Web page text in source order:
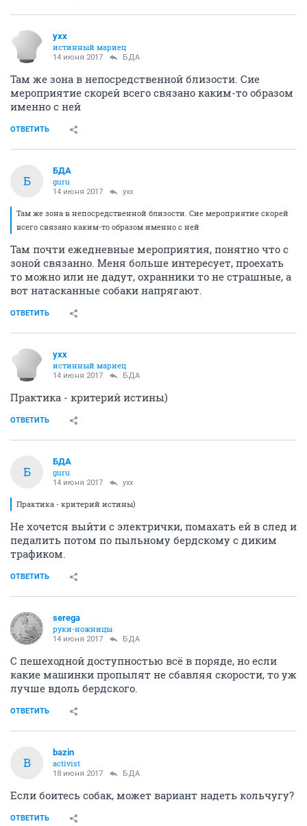
yxx
истинный мариец
14 июня 2017 БДА
Там же зона в непосредственной близости. Сие
мероприятие скорей всего связано каким-то образом
именно с ней
ОТВЕТИТЬ
Б
БДА
guru
14 июня 2017 yxx
Там же зона в непосредственной близости. Сие мероприятие скорей
всего связано каким-то образом именно с ней
Там почти ежедневные мероприятия, понятно что с
зоной связанно. Меня больше интересует, проехать
то можно или не дадут, охранники то не страшные, а
вот натасканные собаки напрягают.
ОТВЕТИТЬ
yxx
истинный мариец
14 июня 2017 БДА
Практика - критерий истины)
ОТВЕТИТЬ
Б
БДА
guru
14 июня 2017 yxx
Практика - критерий истины)
Не хочется выйти с электрички, помахать ей в след и
педалить потом по пыльному бердскому с диким
трафиком.
ОТВЕТИТЬ
serega
руки-ножницы
14 июня 2017 БДА
С пешеходной доступностью всё в поряде, но если
какие машинки пропылят не сбавляя скорости, то уж
лучше вдоль бердского.
ОТВЕТИТЬ
B
bazin
activist
18 июня 2017 БДА
Если боитесь собак, может вариант надеть кольчугу?
ОТВЕТИТЬ